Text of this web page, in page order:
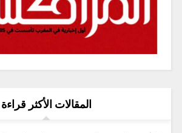
المقالات الأكثر قراءة